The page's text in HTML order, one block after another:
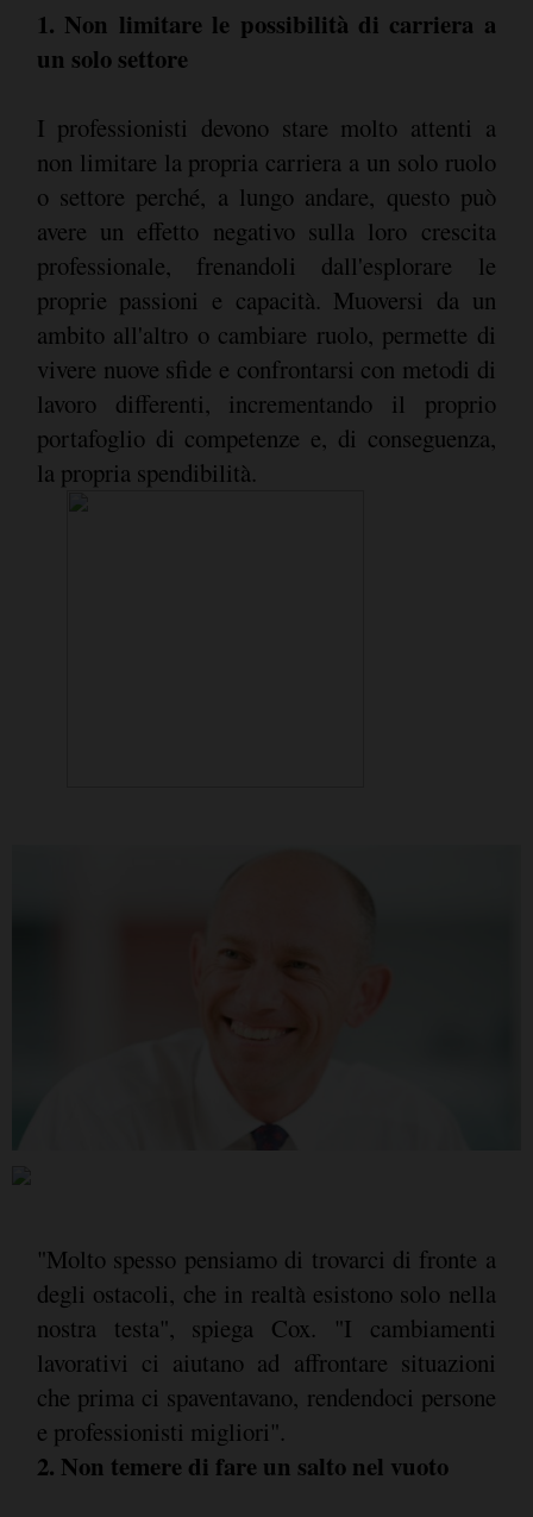
1. Non limitare le possibilità di carriera a
un solo settore
I professionisti devono stare molto attenti a
non limitare la propria carriera a un solo ruolo
o settore perché, a lungo andare, questo può
avere un effetto negativo sulla loro crescita
professionale, frenandoli dall'esplorare le
proprie passioni e capacità. Muoversi da un
ambito all'altro o cambiare ruolo, permette di
vivere nuove sfide e confrontarsi con metodi di
lavoro differenti, incrementando il proprio
portafoglio di competenze e, di conseguenza,
la propria spendibilità.
"Molto spesso pensiamo di trovarci di fronte a
degli ostacoli, che in realtà esistono solo nella
nostra testa", spiega Cox. "I cambiamenti
lavorativi ci aiutano ad affrontare situazioni
che prima ci spaventavano, rendendoci persone
e professionisti migliori".
2. Non temere di fare un salto nel vuoto